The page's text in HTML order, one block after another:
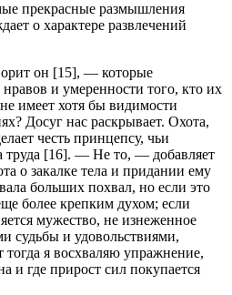
прекрасные размышления
о характере развлечений
он [15], — которые
нравов и умеренности того, кто их
имеет хотя бы видимости
Досуг нас раскрывает. Охота,
честь принцепсу, чьи
труда [16]. — Не то, — добавляет
о закалке тела и придании ему
больших похвал, но если это
более крепким духом; если
мужество, не изнеженное
судьбы и удовольствиями,
я восхваляю упражнение,
и где прирост сил покупается